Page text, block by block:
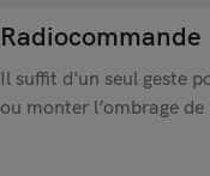
Radiocommande
Il suffit d'un seul geste
ou monter l’ombrage de